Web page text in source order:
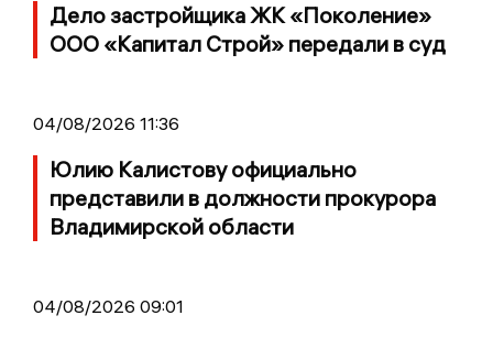
Дело застройщика ЖК «Поколение»
ООО «Капитал Строй» передали в суд
04/08/2026 11:36
Юлию Калистову официально
представили в должности прокурора
Владимирской области
04/08/2026 09:01